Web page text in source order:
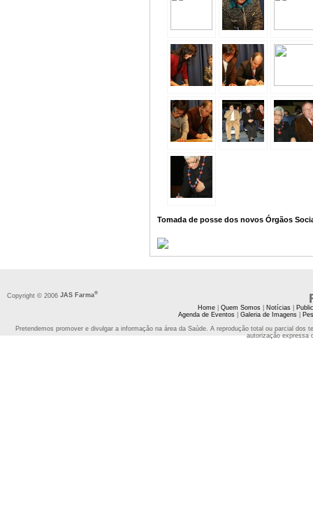
Tomada de posse dos novos Órgãos
Copyright © 2006 JAS Farma®
Home| Quem Somos| Notícias|
Agenda de Eventos| Galeria de Imagens|
Pretendemos promover e divulgar a informação na área da Saúde. A reprodução total ou parcial
autorização expressa